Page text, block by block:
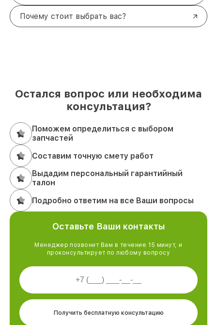
Почему стоит выбрать вас?
Остался вопрос или необходима
консультация?
Поможем определиться с выбором
запчастей
Составим точную смету работ
Выдадим персональный гарантийный
талон
Подробно ответим на все Ваши вопросы
Оставьте Ваши контакты
Менеджер позвонит Вам в течение 15 минут, и
проконсультирует по любому вопросу
Получить бесплатную консультацию